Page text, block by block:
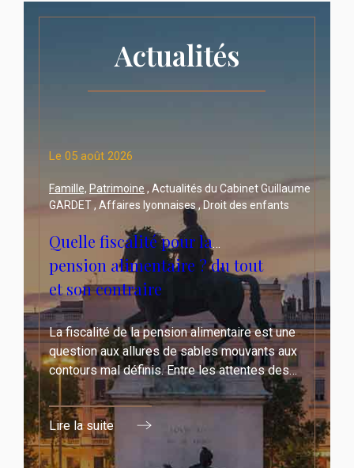
Actualités
Le05 août 2026
Famille, Patrimoine , Actualités du Cabinet Guillaume
GARDET , Affaires lyonnaises , Droit des enfants
Quelle fiscalité pour la
pension alimentaire ? du tout
et son contraire
La fiscalité de la pension alimentaire est une
question aux allures de sables mouvants aux
contours mal définis. Entre les attentes des
familles, les enjeux politiques, l'instabilité
législative et les crise de gouvernement
difficile de s'y retrouver.
Lire la suite